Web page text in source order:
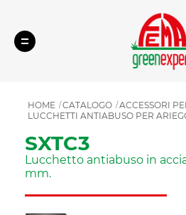
HOME CATALOGO
ACCESSORI
LUCCHETTI ANTIABUSO PER
SXTC3
Lucchetto antiabuso in
mm.